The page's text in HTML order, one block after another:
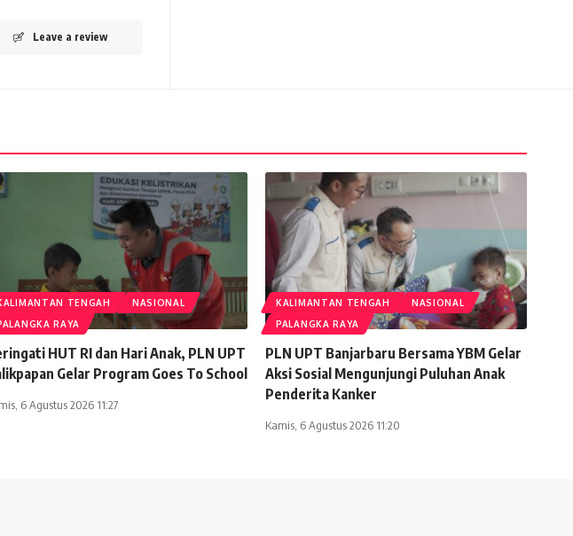
Leave a review
TENGAH
NASIONAL
RAYA
HUT RI dan Hari Anak, PLN UPT
Gelar Program Goes To School
6 Agustus 2026 11:27
KALIMANTAN TENGAH
NASIONAL
PALANGKA RAYA
PLN UPT Banjarbaru Bersama YBM Gelar
Aksi Sosial Mengunjungi Puluhan Anak
Penderita Kanker
Kamis, 6 Agustus 2026 11:20